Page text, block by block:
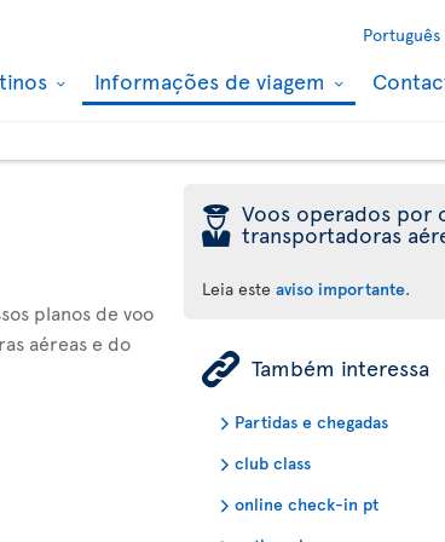
Informações de viagem
planos de voo
aéreas e do
þ Voos operados por
transportadoras
Leia esteaviso importante.
ÿ Também interessa
Partidas e chegadas
club class
online check-in pt